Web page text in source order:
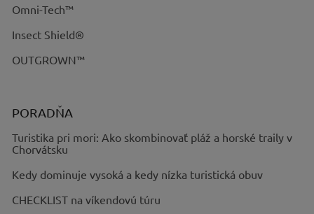
Omni-Tech™
Insect Shield®
OUTGROWN™
PORADŇA
Turistika pri mori: Ako skombinovať pláž a horské traily v
Chorvátsku
Kedy dominuje vysoká a kedy nízka turistická obuv
CHECKLIST na víkendovú túru